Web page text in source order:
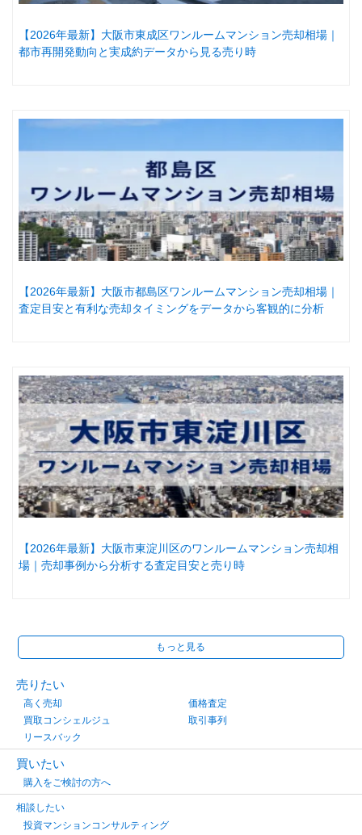
【2026年最新】大阪市東成区ワンルームマンション売却相場｜
都市再開発動向と実成約データから見る売り時
【2026年最新】大阪市都島区ワンルームマンション売却相場｜
査定目安と有利な売却タイミングをデータから客観的に分析
【2026年最新】大阪市東淀川区のワンルームマンション売却相
場｜売却事例から分析する査定目安と売り時
もっと見る
売りたい
高く売却
価格査定
買取コンシェルジュ
取引事列
リースバック
買いたい
購入をご検討の方へ
相談したい
投資マンションコンサルティング